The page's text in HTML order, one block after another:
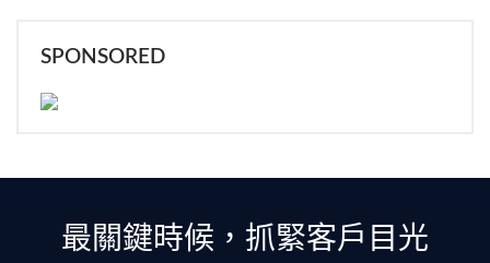
SPONSORED
最關鍵時候，抓緊客戶目光